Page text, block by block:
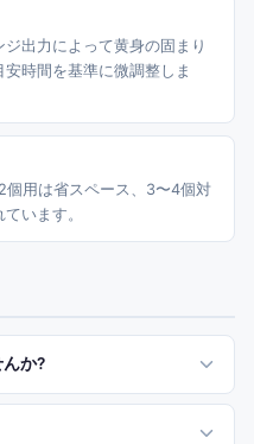
出力によって黄身の固まり
時間を基準に微調整しま
個用は省スペース、3〜4個対
います。
か?